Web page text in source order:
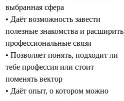
выбранная сфера
• Даёт возможность завести
полезные знакомства и расширить
профессиональные связи
• Позволяет понять, подходит ли
тебе профессия или стоит
поменять вектор
• Даёт опыт, о котором можно